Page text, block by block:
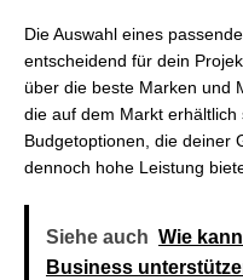
Die Auswahl eines
entscheidend für dein
über die beste Marken und
die auf dem Markt
Budgetoptionen, die deiner
dennoch hohe Leistung
Siehe auch Wie
Business